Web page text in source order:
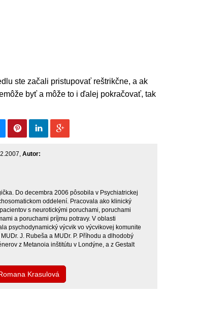
ste začali pristupovať reštrikčne, a ak
byť a môže to i ďalej pokračovať, tak
Autor:
Do decembra 2006 pôsobila v Psychiatrickej
oddelení. Pracovala ako klinický
s neurotickými poruchami, poruchami
a poruchami príjmu potravy. V oblasti
psychodynamický výcvik vo výcvikovej komunite
J. Rubeša a MUDr. P. Příhodu a dlhodobý
z Metanoia inštitútu v Londýne, a z Gestalt
Krasulová